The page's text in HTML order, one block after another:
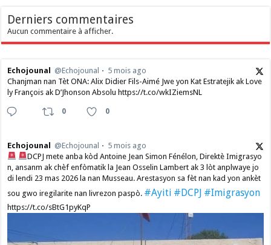
Derniers commentaires
Aucun commentaire à afficher.
Echojounal @Echojounal
5 mois ago
Chanjman nan Tèt ONA: Alix Didier Fils-Aimé Jwe yon Kat Estratejik ak Love
ly François ak D’Jhonson Absolu https://t.co/wkIZiemsNL
0 0
Echojounal @Echojounal
5 mois ago
DCPJ mete anba kòd Antoine Jean Simon Fénélon, Direktè Imigrasyo
n, ansanm ak chèf enfòmatik la Jean Osselin Lambert ak 3 lòt anplwaye jo
di lendi 23 mas 2026 la nan Musseau. Arestasyon sa fèt nan kad yon ankèt
sou gwo iregilarite nan livrezon paspò. #Ayiti #DCPJ #Imigrasyon
https://t.co/sBtG1pyKqP